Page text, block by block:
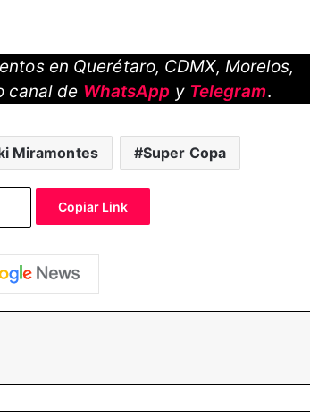
en Querétaro, CDMX, Morelos,
canal de WhatsApp y Telegram.
Miramontes Super Copa
Copiar Link